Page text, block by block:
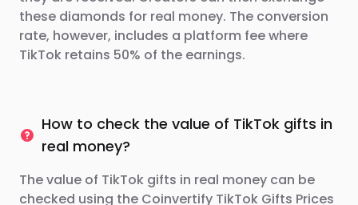
these diamonds for real money. The conversion
rate, however, includes a platform fee where
TikTok retains 50% of the earnings.
How to check the value of TikTok gifts in
real money?
The value of TikTok gifts in real money can be
checked using the Coinvertify TikTok Gifts Prices